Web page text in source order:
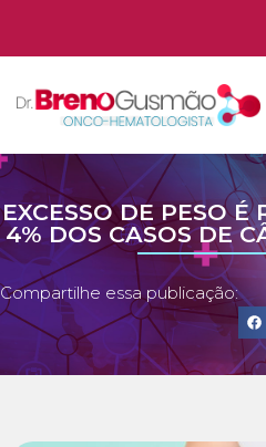
EXCESSO DE PESO É
4% DOS CASOS DE
Compartilhe essa publicação: